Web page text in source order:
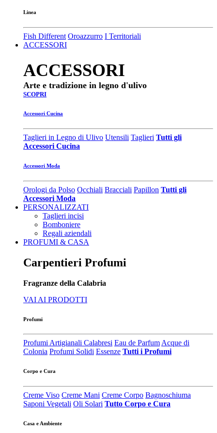
Linea
Fish Different Oroazzurro I Territoriali
ACCESSORI
ACCESSORI
Arte e tradizione in legno d'ulivo
SCOPRI
Accessori Cucina
Taglieri in Legno di Ulivo Utensili Taglieri Tutti gli
Accessori Cucina
Accessori Moda
Orologi da Polso Occhiali Bracciali Papillon Tutti gli
Accessori Moda
PERSONALIZZATI
Taglieri incisi
Bomboniere
Regali aziendali
PROFUMI & CASA
Carpentieri Profumi
Fragranze della Calabria
VAI AI PRODOTTI
Profumi
Profumi Artigianali Calabresi Eau de ParfumAcque di
Colonia Profumi Solidi Essenze Tutti i Profumi
Corpo e Cura
Creme Viso Creme Mani Creme Corpo Bagnoschiuma
Saponi Vegetali Oli Solari Tutto Corpo e Cura
Casa e Ambiente